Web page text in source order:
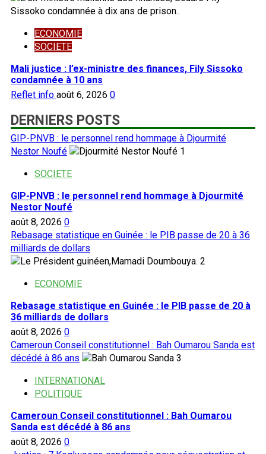
ECONOMIE
SOCIETE
Mali justice : l’ex-ministre des finances, Fily Sissoko
condamnée à 10 ans
Reflet info août 6, 2026 0
DERNIERS POSTS
GIP-PNVB : le personnel rend hommage à Djourmité
Nestor Noufé
1
SOCIETE
GIP-PNVB : le personnel rend hommage à Djourmité
Nestor Noufé
août 8, 2026 0
Rebasage statistique en Guinée : le PIB passe de 20 à 36
milliards de dollars
2
ECONOMIE
Rebasage statistique en Guinée : le PIB passe de 20 à
36 milliards de dollars
août 8, 2026 0
Cameroun Conseil constitutionnel : Bah Oumarou Sanda est
décédé à 86 ans
3
INTERNATIONAL
POLITIQUE
Cameroun Conseil constitutionnel : Bah Oumarou
Sanda est décédé à 86 ans
août 8, 2026 0